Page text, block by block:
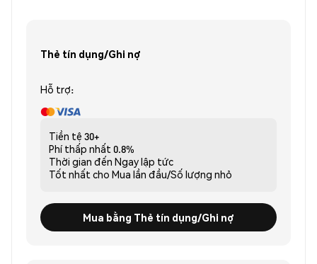
Thẻ tín dụng/Ghi nợ
Hỗ trợ:
Tiền tệ 30+
Phí thấp nhất 0.8%
Thời gian đến Ngay lập tức
Tốt nhất cho Mua lần đầu/Số lượng nhỏ
Mua bằng Thẻ tín dụng/Ghi nợ